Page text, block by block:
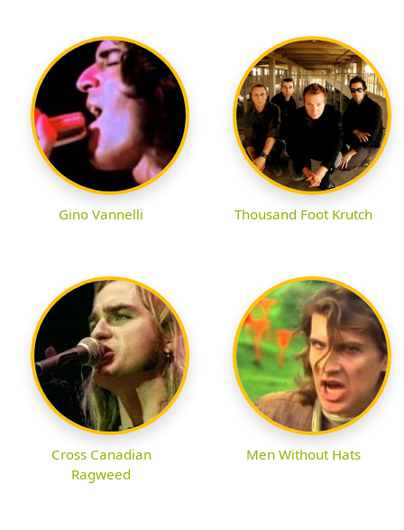
Gino Vannelli Thousand Foot Krutch
Cross Canadian
Ragweed
Men Without Hats